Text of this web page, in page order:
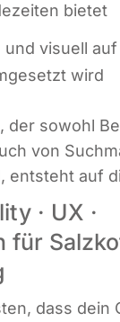
bietet
visu­ell
wird
der sowohl
von
ent­steht auf
· UX ·
für
dass dein